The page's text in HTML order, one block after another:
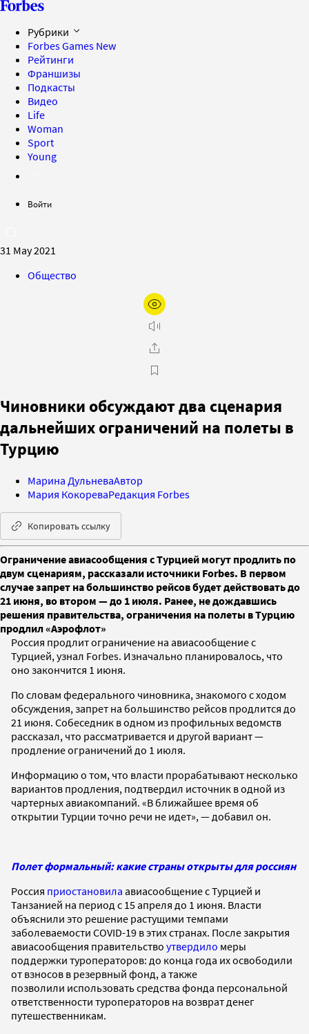
Рубрики
Forbes Games New
Рейтинги
Франшизы
Подкасты
Видео
Life
Woman
Sport
Young
Войти
31 May 2021
Общество
Чиновники обсуждают два сценария
дальнейших ограничений на полеты в
Турцию
Марина ДульневаАвтор
Мария КокореваРедакция Forbes
Копировать ссылку
Ограничение авиасообщения с Турцией могут продлить по
двум сценариям, рассказали источники Forbes. В первом
случае запрет на большинство рейсов будет действовать до
21 июня, во втором — до 1 июля. Ранее, не дождавшись
решения правительства, ограничения на полеты в Турцию
продлил «Аэрофлот»
Россия продлит ограничение на авиасообщение с
Турцией, узнал Forbes. Изначально планировалось, что
оно закончится 1 июня.
По словам федерального чиновника, знакомого с ходом
обсуждения, запрет на большинство рейсов продлится до
21 июня. Собеседник в одном из профильных ведомств
рассказал, что рассматривается и другой вариант —
продление ограничений до 1 июля.
Информацию о том, что власти прорабатывают несколько
вариантов продления, подтвердил источник в одной из
чартерных авиакомпаний. «В ближайшее время об
открытии Турции точно речи не идет», — добавил он.
Полет формальный: какие страны открыты для россиян
Россия приостановила авиасообщение с Турцией и
Танзанией на период с 15 апреля до 1 июня. Власти
объяснили это решение растущими темпами
заболеваемости COVID-19 в этих странах. После закрытия
авиасообщения правительство утвердило меры
поддержки туроператоров: до конца года их освободили
от взносов в резервный фонд, а также
позволили использовать средства фонда персональной
ответственности туроператоров на возврат денег
путешественникам.